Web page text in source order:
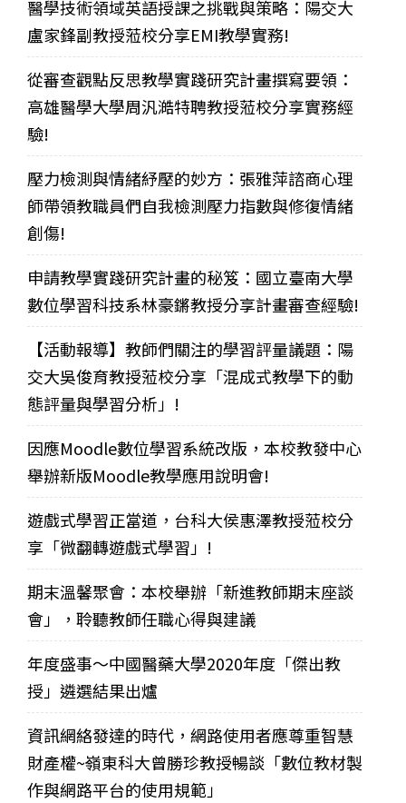
醫學技術領域英語授課之挑戰與策略：陽交大
盧家鋒副教授蒞校分享EMI教學實務!
從審查觀點反思教學實踐研究計畫撰寫要領：
高雄醫學大學周汎澔特聘教授蒞校分享實務經
驗!
壓力檢測與情緒紓壓的妙方：張雅萍諮商心理
師帶領教職員們自我檢測壓力指數與修復情緒
創傷!
申請教學實踐研究計畫的秘笈：國立臺南大學
數位學習科技系林豪鏘教授分享計畫審查經驗!
【活動報導】教師們關注的學習評量議題：陽
交大吳俊育教授蒞校分享「混成式教學下的動
態評量與學習分析」!
因應Moodle數位學習系統改版，本校教發中心
舉辦新版Moodle教學應用說明會!
遊戲式學習正當道，台科大侯惠澤教授蒞校分
享「微翻轉遊戲式學習」!
期末溫馨聚會：本校舉辦「新進教師期末座談
會」，聆聽教師任職心得與建議
年度盛事～中國醫藥大學2020年度「傑出教
授」遴選結果出爐
資訊網絡發達的時代，網路使用者應尊重智慧
財產權~嶺東科大曾勝珍教授暢談「數位教材製
作與網路平台的使用規範」